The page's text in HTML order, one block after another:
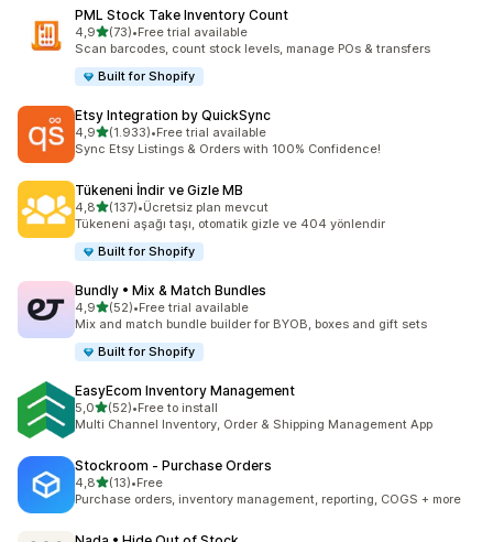
PML Stock Take Inventory Count
4,95 yıldız üzerinden
(73)
toplam 73 değerlendirme
•Free trial available
Scan barcodes, count stock levels, manage POs & transfers
Built for Shopify
Etsy Integration by QuickSync
4,95 yıldız üzerinden
(1.933)
toplam 1933 değerlendirme
•Free trial available
Sync Etsy Listings & Orders with 100% Confidence!
Tükeneni İndir ve Gizle MB
4,85 yıldız üzerinden
(137)
toplam 137 değerlendirme
•Ücretsiz plan mevcut
Tükeneni aşağı taşı, otomatik gizle ve 404 yönlendir
Built for Shopify
Bundly • Mix & Match Bundles
4,95 yıldız üzerinden
(52)
toplam 52 değerlendirme
•Free trial available
Mix and match bundle builder for BYOB, boxes and gift sets
Built for Shopify
EasyEcom Inventory Management
5,05 yıldız üzerinden
(52)
toplam 52 değerlendirme
•Free to install
Multi Channel Inventory, Order & Shipping Management App
Stockroom ‑ Purchase Orders
4,85 yıldız üzerinden
(13)
toplam 13 değerlendirme
•Free
Purchase orders, inventory management, reporting, COGS + more